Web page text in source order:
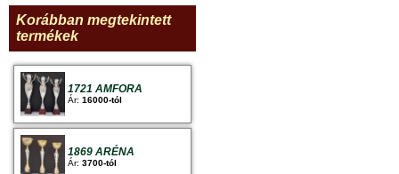
Korábban megtekintett
termékek
1721 AMFORA
Ár: 16000-tól
1869 ARÉNA
Ár: 3700-tól